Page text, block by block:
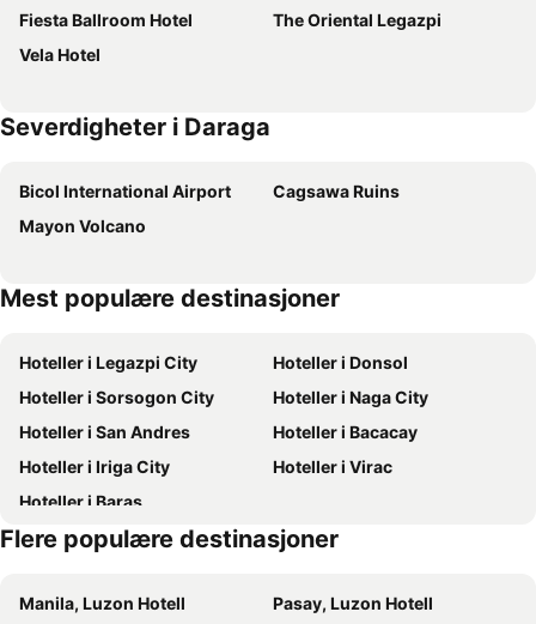
Fiesta Ballroom Hotel
The Oriental Legazpi
Vela Hotel
Severdigheter i Daraga
Bicol International Airport
Cagsawa Ruins
Mayon Volcano
Mest populære destinasjoner
Hoteller i Legazpi City
Hoteller i Donsol
Hoteller i Sorsogon City
Hoteller i Naga City
Hoteller i San Andres
Hoteller i Bacacay
Hoteller i Iriga City
Hoteller i Virac
Hoteller i Baras
Flere populære destinasjoner
Manila, Luzon Hotell
Pasay, Luzon Hotell